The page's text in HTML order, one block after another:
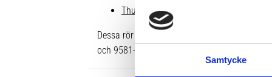
Samtycke
Thule Raised Rail Edge Fotsats 720400
Dessa rör passar ej i de äldre Thule WingBar
och 9581-9585/9581B-9585B